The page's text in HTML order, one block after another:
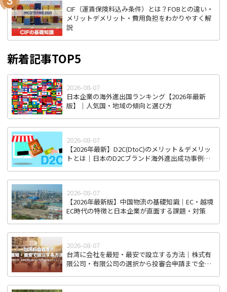
CIF（運賃保険料込み条件）とは？FOBとの違い・
メリットデメリット・費用負担をわかりやすく解
説
新着記事TOP5
2026-08-07
日本企業の海外進出国ランキング【2026年最新
版】｜人気国・地域の傾向と選び方
2026-08-07
【2026年最新】D2C(DtoC)のメリット＆デメリッ
トとは｜日本のD2Cブランド海外進出成功事例と
2026-08-07
【2026年最新版】中国物流の基礎知識｜EC・越境
EC時代の特徴と日本企業が直面する課題・対策
2026-08-07
台湾に会社を最短・最安で設立する方法｜株式有
限公司・有限公司の選択から投審会申請まで全ス